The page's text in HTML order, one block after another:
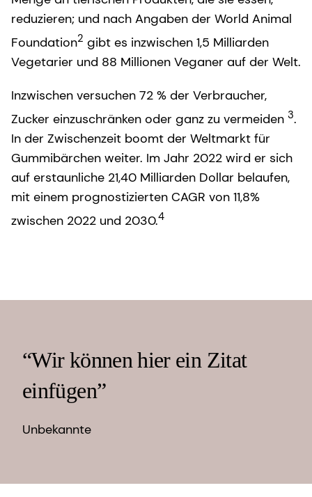
reduzieren; und nach Angaben der World Animal
Foundation2 gibt es inzwischen 1,5 Milliarden
Vegetarier und 88 Millionen Veganer auf der Welt.
Inzwischen versuchen 72 % der Verbraucher,
Zucker einzuschränken oder ganz zu vermeiden 3.
In der Zwischenzeit boomt der Weltmarkt für
Gummibärchen weiter. Im Jahr 2022 wird er sich
auf erstaunliche 21,40 Milliarden Dollar belaufen,
mit einem prognostizierten CAGR von 11,8%
zwischen 2022 und 2030.4
“Wir können hier ein Zitat
einfügen”
Unbekannte